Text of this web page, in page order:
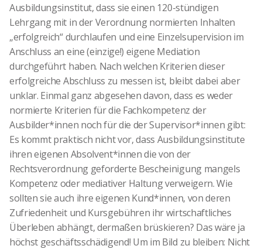
Ausbildungsinstitut, dass sie einen 120-stündigen
Lehrgang mit in der Verordnung normierten Inhalten
„erfolgreich“ durchlaufen und eine Einzelsupervision im
Anschluss an eine (einzige!) eigene Mediation
durchgeführt haben. Nach welchen Kriterien dieser
erfolgreiche Abschluss zu messen ist, bleibt dabei aber
unklar. Einmal ganz abgesehen davon, dass es weder
normierte Kriterien für die Fachkompetenz der
Ausbilder*innen noch für die der Supervisor*innen gibt:
Es kommt praktisch nicht vor, dass Ausbildungsinstitute
ihren eigenen Absolvent*innen die von der
Rechtsverordnung geforderte Bescheinigung mangels
Kompetenz oder mediativer Haltung verweigern. Wie
sollten sie auch ihre eigenen Kund*innen, von deren
Zufriedenheit und Kursgebühren ihr wirtschaftliches
Überleben abhängt, dermaßen brüskieren? Das wäre ja
höchst geschäftsschädigend! Um im Bild zu bleiben: Nicht